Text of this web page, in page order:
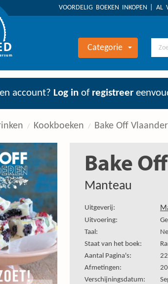
VOORDELIG BOEKEN INKOPEN AL
Categorie
account? Log in of registreer
Kookboeken Bake Off
Bake
Manteau
Uitgeverij:
Uitvoering:
Taal:
Staat van het boek:
Aantal Pagina's:
Afmetingen:
Verschijningsdatum: